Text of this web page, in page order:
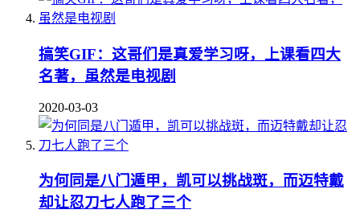
搞笑GIF：这哥们是真爱学习呀，上课看四大
名著，虽然是电视剧
2020-03-03
为何同是八门遁甲，凯可以挑战斑，而迈特戴
却让忍刀七人跑了三个